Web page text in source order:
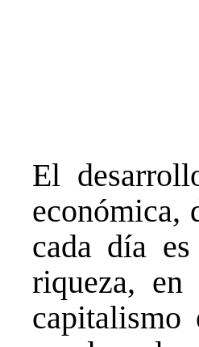
El
económica,
cada día
riqueza, en